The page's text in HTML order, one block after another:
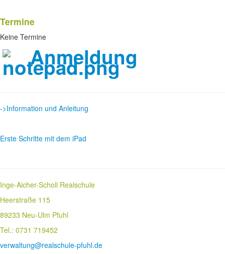
Termine
Keine Termine
Anmeldung
->Information und Anleitung
Erste Schritte mit dem iPad
Inge-Aicher-Scholl Realschule
Heerstraße 115
89233 Neu-Ulm Pfuhl
Tel.: 0731 719452
verwaltung@realschule-pfuhl.de